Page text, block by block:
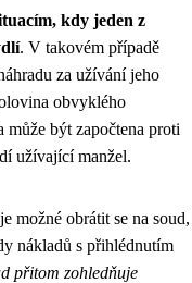
kdy jeden z
. V takovém případě
za užívání jeho
obvyklého
může být započtena proti
užívající manžel.
možné obrátit se na soud,
nákladů s přihlédnutím
přitom zohledňuje